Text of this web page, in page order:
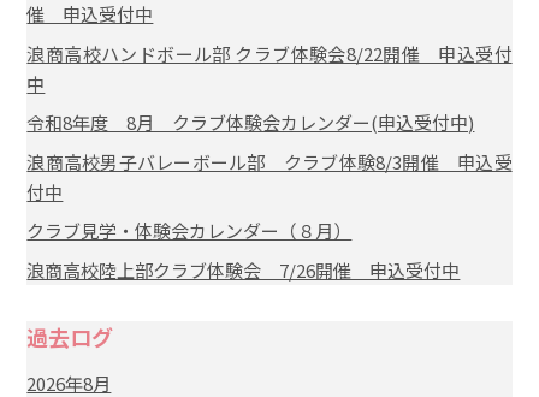
催 申込受付中
浪商高校ハンドボール部 クラブ体験会8/22開催 申込受付
中
令和8年度 8月 クラブ体験会カレンダー(申込受付中)
浪商高校男子バレーボール部 クラブ体験8/3開催 申込受
付中
クラブ見学・体験会カレンダー（８月）
浪商高校陸上部クラブ体験会 7/26開催 申込受付中
過去ログ
2026年8月